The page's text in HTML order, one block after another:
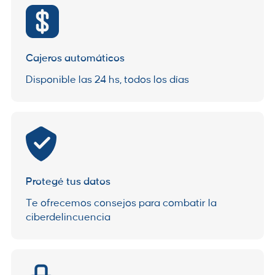
Cajeros automáticos
Disponible las 24 hs, todos los días
Protegé tus datos
Te ofrecemos consejos para combatir la
ciberdelincuencia